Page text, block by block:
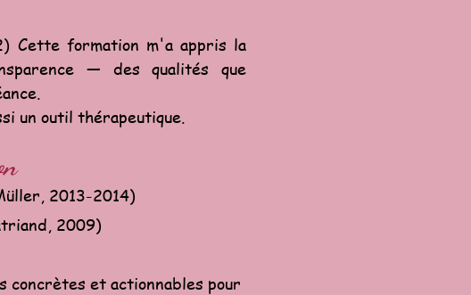
Cette formation m'a appris la
— des qualités que
un outil thérapeutique.
2013-2014)
2009)
concrètes et actionnables pour